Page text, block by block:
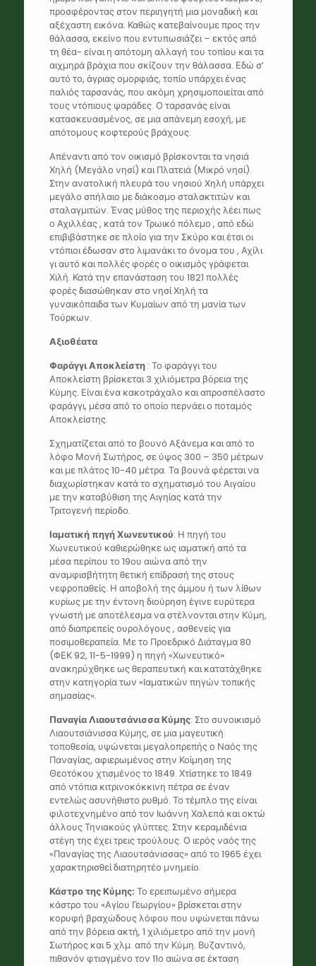
προσφέροντας στον περιηγητή μια μοναδική και
αξέχαστη εικόνα. Καθώς κατεβαίνουμε προς την
θάλασσα, εκείνο που εντυπωσιάζει – εκτός από
τη θέα- είναι η απότομη αλλαγή του τοπίου και τα
αιχμηρά βράχια που σκίζουν την θάλασσα. Εδώ σ’
αυτό το, άγριας ομορφιάς, τοπίο υπάρχει ένας
παλιός ταρσανάς, που ακόμη χρησιμοποιείται από
τους ντόπιους ψαράδες. Ο ταρσανάς είναι
κατασκευασμένος, σε μια απάνεμη εσοχή, με
απότομους κοφτερούς βράχους.
Απέναντι από τον οικισμό βρίσκονται τα νησιά
Χηλή (Μεγάλο νησί) και Πλατειά (Μικρό νησί).
Στην ανατολική πλευρά του νησιού Χηλή υπάρχει
μεγάλο σπήλαιο με διάκοσμο σταλακτιτών και
σταλαγμιτών. Ένας μύθος της περιοχής λέει πως
ο Αχιλλέας , κατά τον Τρωικό πόλεμο , από εδώ
επιβιβάστηκε σε πλοίο για την Σκύρο και έτσι οι
ντόπιοι έδωσαν στο λιμανάκι το όνομα του , Αχίλι
γι αυτό και πολλές φορές ο οικισμός γράφεται
Χιλή. Κατά την επανάσταση του 1821 πολλές
φορές διασώθηκαν στο νησί Χηλή τα
γυναικόπαιδα των Κυμαίων από τη μανία των
Τούρκων.
Αξιοθέατα
Φαράγγι Αποκλείστη: Το φαράγγι του
Αποκλείστη βρίσκεται 3 χιλιόμετρα βόρεια της
Κύμης. Είναι ένα κακοτράχαλο και απροσπέλαστο
φαράγγι, μέσα από το οποίο περνάει ο ποταμός
Αποκλείστης.
Σχηματίζεται από το βουνό Αξάνεμα και από το
λόφο Μονή Σωτήρος, σε ύψος 300 – 350 μέτρων
και με πλάτος 10-40 μέτρα. Τα βουνά φέρεται να
διαχωρίστηκαν κατά το σχηματισμό του Αιγαίου
με την καταβύθιση της Αιγηίας κατά την
Τριτογενή περίοδο.
Ιαματική πηγή Χωνευτικού: Η πηγή του
Χωνευτικού καθιερώθηκε ως ιαματική από τα
μέσα περίπου το 19ου αιώνα από την
αναμφισβήτητη θετική επίδρασή της στους
νεφροπαθείς. Η αποβολή της άμμου ή των λίθων
κυρίως με την έντονη διούρηση έγινε ευρύτερα
γνωστή με αποτέλεσμα να στέλνονται στην Κύμη,
από διαπρεπείς ουρολόγους , ασθενείς για
ποσιμοθεραπεία. Με το Προεδρικό Διάταγμα 80
(ΦΕΚ 92, 11-5-1999) η πηγή «Χωνευτικό»
ανακηρύχθηκε ως θεραπευτική και κατατάχθηκε
στην κατηγορία των «Ιαματικών πηγών τοπικής
σημασίας».
Παναγία Λιαουτσάνισσα Κύμης: Στο συνοικισμό
Λιαουτσιάνισσα Κύμης, σε μια μαγευτική
τοποθεσία, υψώνεται μεγαλοπρεπής ο Ναός της
Παναγίας, αφιερωμένος στην Κοίμηση της
Θεοτόκου χτισμένος το 1849. Χτίστηκε το 1849
από ντόπια κιτρινοκόκκινη πέτρα σε έναν
εντελώς ασυνήθιστο ρυθμό. Το τέμπλο της είναι
φιλοτεχνημένο από τον Ιωάννη Χαλεπά και οκτώ
άλλους Τηνιακούς γλύπτες. Στην κεραμιδένια
στέγη της έχει τρεις τρούλους. Ο ιερός ναός της
«Παναγίας της Λιαουτσάνισσας» από το 1965 έχει
χαρακτηρισθεί διατηρητέο μνημείο.
Κάστρο της Κύμης: Το ερειπωμένο σήμερα
κάστρο του «Αγίου Γεωργίου» βρίσκεται στην
κορυφή βραχώδους λόφου που υψώνεται πάνω
από την βόρεια ακτή, 1 χιλιόμετρο από την μονή
Σωτήρος και 5 χλμ. από την Κύμη. Βυζαντινό,
πιθανόν φτιαγμένο τον 11ο αιώνα σε έκταση